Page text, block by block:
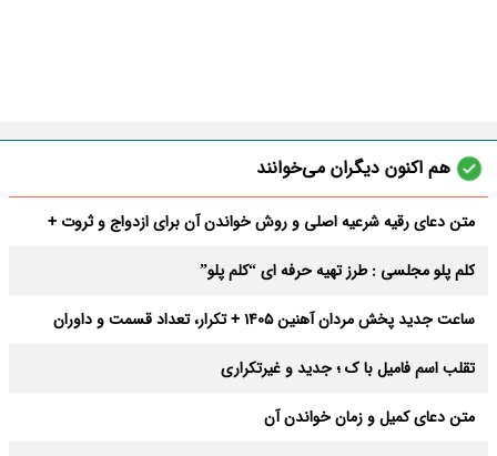
هم اکنون دیگران می‌خوانند
متن دعای رقیه شرعیه اصلی و روش خواندن آن برای ازدواج و ثروت +
کلم پلو مجلسی : طرز تهیه حرفه ای “کلم پلو”
ساعت جدید پخش مردان آهنین 1405 + تکرار، تعداد قسمت و داوران
تقلب اسم فامیل با ک ؛ جدید و غیرتکراری
متن دعای کمیل و زمان خواندن آن